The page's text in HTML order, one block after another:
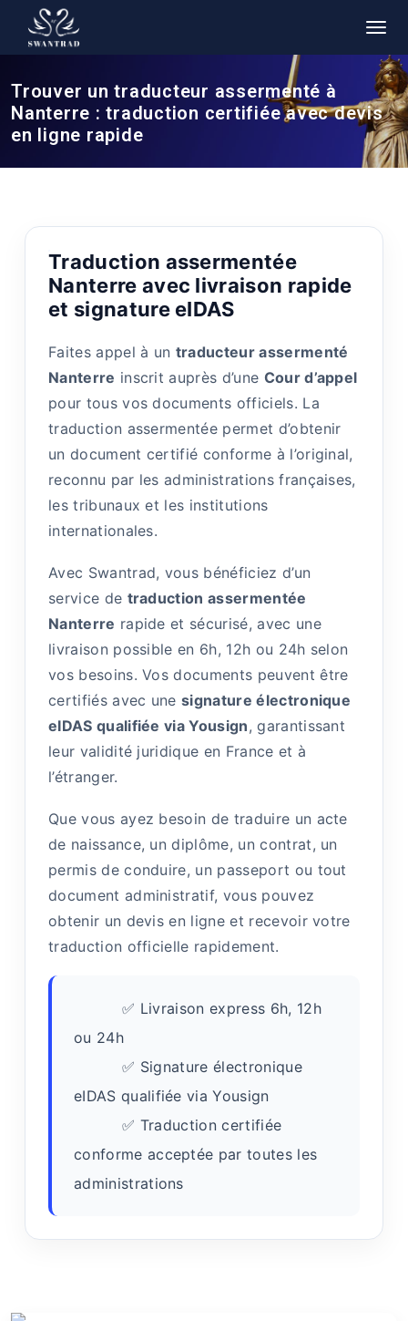
Trouver un traducteur assermenté à
Nanterre : traduction certifiée avec devis
en ligne rapide
Traduction assermentée
Nanterre avec livraison rapide
et signature eIDAS
Faites appel à un traducteur assermenté
Nanterre inscrit auprès d’une Cour d’appel
pour tous vos documents officiels. La
traduction assermentée permet d’obtenir
un document certifié conforme à l’original,
reconnu par les administrations françaises,
les tribunaux et les institutions
internationales.
Avec Swantrad, vous bénéficiez d’un
service de traduction assermentée
Nanterre rapide et sécurisé, avec une
livraison possible en 6h, 12h ou 24h selon
vos besoins. Vos documents peuvent être
certifiés avec unesignature électronique
eIDAS qualifiée via Yousign, garantissant
leur validité juridique en France et à
l’étranger.
Que vous ayez besoin de traduire un acte
de naissance, un diplôme, un contrat, un
permis de conduire, un passeport ou tout
document administratif, vous pouvez
obtenir un devis en ligne et recevoir votre
traduction officielle rapidement.
✅ Livraison express 6h, 12h
ou 24h
✅ Signature électronique
eIDAS qualifiée via Yousign
✅ Traduction certifiée
conforme acceptée par toutes les
administrations